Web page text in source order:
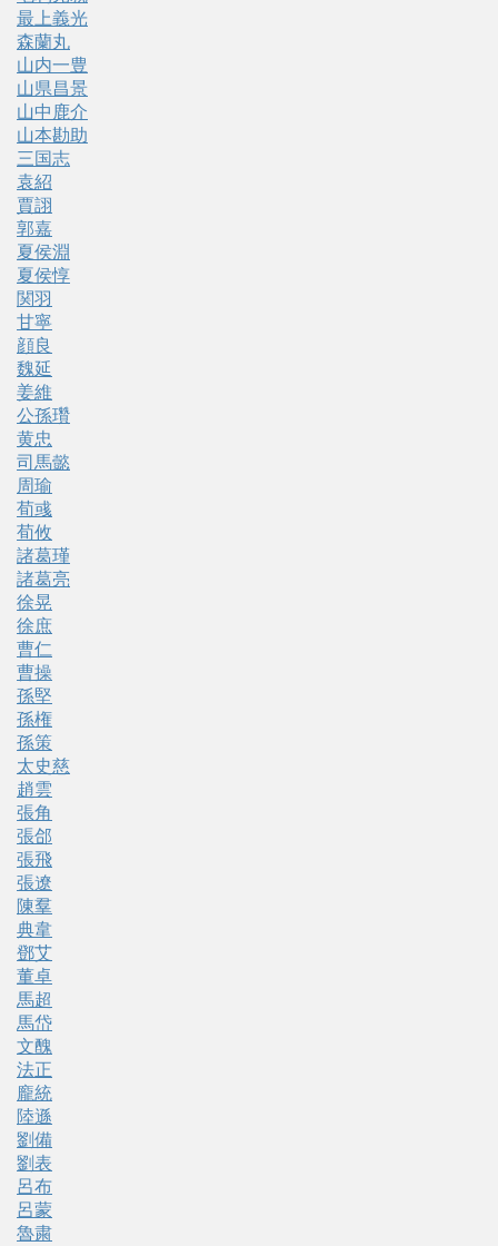
最上義光
森蘭丸
山内一豊
山県昌景
山中鹿介
山本勘助
三国志
袁紹
賈詡
郭嘉
夏侯淵
夏侯惇
関羽
甘寧
顔良
魏延
姜維
公孫瓚
黄忠
司馬懿
周瑜
荀彧
荀攸
諸葛瑾
諸葛亮
徐晃
徐庶
曹仁
曹操
孫堅
孫権
孫策
太史慈
趙雲
張角
張郃
張飛
張遼
陳羣
典韋
鄧艾
董卓
馬超
馬岱
文醜
法正
龐統
陸遜
劉備
劉表
呂布
呂蒙
魯粛